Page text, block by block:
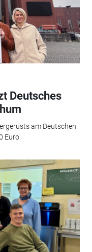
Deutsches
am Deutschen
Euro.